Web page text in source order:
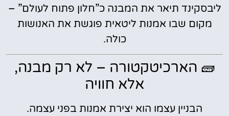
ליבסקינד תיאר את המבנה כ”חלון פתוח לעולם” –
מקום שבו אמנות ליטאית פוגשת את האנושות
כולה.
🧱 הארכיטקטורה – לא רק מבנה,
אלא חוויה
הבניין עצמו הוא יצירת אמנות בפני עצמה.